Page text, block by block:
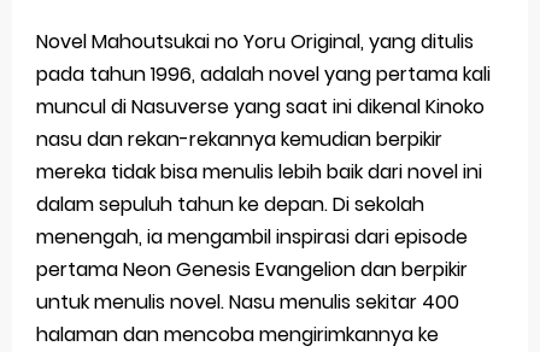
Novel Mahoutsukai no Yoru Original, yang ditulis
pada tahun 1996, adalah novel yang pertama kali
muncul di Nasuverse yang saat ini dikenal Kinoko
nasu dan rekan-rekannya kemudian berpikir
mereka tidak bisa menulis lebih baik dari novel ini
dalam sepuluh tahun ke depan. Di sekolah
menengah, ia mengambil inspirasi dari episode
pertama Neon Genesis Evangelion dan berpikir
untuk menulis novel. Nasu menulis sekitar 400
halaman dan mencoba mengirimkannya ke